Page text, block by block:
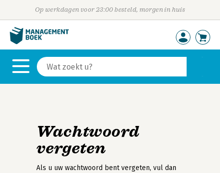
Op werkdagen voor 23:00 besteld, morgen in huis
Wachtwoord
vergeten
Als u uw wachtwoord bent vergeten, vul dan